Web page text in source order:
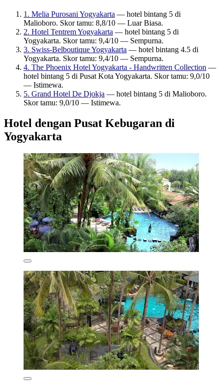
1. Melia Purosani Yogyakarta — hotel bintang 5 di
Malioboro. Skor tamu: 8,8/10 — Luar Biasa.
2. Hotel Tentrem Yogyakarta — hotel bintang 5 di
Yogyakarta. Skor tamu: 9,4/10 — Sempurna.
3. Swiss-Belboutique Yogyakarta — hotel bintang 4.5 di
Yogyakarta. Skor tamu: 9,4/10 — Sempurna.
4. The Phoenix Hotel Yogyakarta - Handwritten Collection —
hotel bintang 5 di Pusat Kota Yogyakarta. Skor tamu: 9,0/10
— Istimewa.
5. Grand Hotel De Djokja — hotel bintang 5 di Malioboro.
Skor tamu: 9,0/10 — Istimewa.
Hotel dengan Pusat Kebugaran di
Yogyakarta